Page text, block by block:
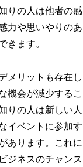
りの人は他者の感
力や思いやりのあ
きます。
メリットも存在し
機会が減少するこ
りの人は新しい人
イベントに参加す
あります。これに
ジネスのチャンス